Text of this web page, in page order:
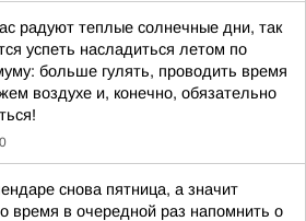
радуют теплые солнечные дни, так
успеть насладиться летом по
больше гулять, проводить время
воздухе и, конечно, обязательно
снова пятница, а значит
время в очередной раз напомнить о